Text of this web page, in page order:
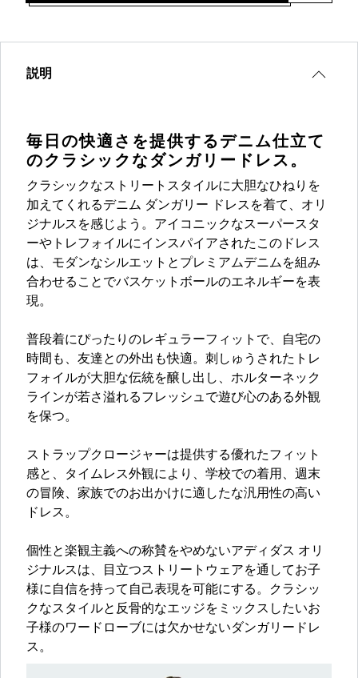
説明
毎日の快適さを提供するデニム仕立て
のクラシックなダンガリードレス。
クラシックなストリートスタイルに大胆なひねりを
加えてくれるデニム ダンガリー ドレスを着て、オリ
ジナルスを感じよう。アイコニックなスーパースタ
ーやトレフォイルにインスパイアされたこのドレス
は、モダンなシルエットとプレミアムデニムを組み
合わせることでバスケットボールのエネルギーを表
現。
普段着にぴったりのレギュラーフィットで、自宅の
時間も、友達との外出も快適。刺しゅうされたトレ
フォイルが大胆な伝統を醸し出し、ホルターネック
ラインが若さ溢れるフレッシュで遊び心のある外観
を保つ。
ストラップクロージャーは提供する優れたフィット
感と、タイムレス外観により、学校での着用、週末
の冒険、家族でのお出かけに適したな汎用性の高い
ドレス。
個性と楽観主義への称賛をやめないアディダス オリ
ジナルスは、目立つストリートウェアを通してお子
様に自信を持って自己表現を可能にする。クラシッ
クなスタイルと反骨的なエッジをミックスしたいお
子様のワードローブには欠かせないダンガリードレ
ス。